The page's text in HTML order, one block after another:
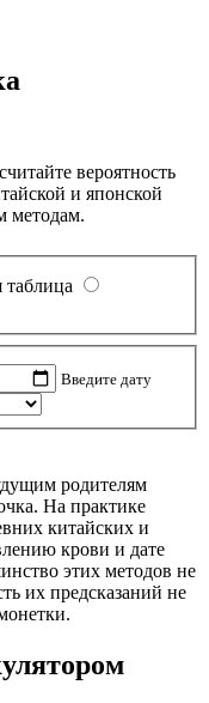
вероятность
и японской
методам.
таблица
Введите дату
родителям
На практике
китайских и
крови и дате
этих методов не
их предсказаний не